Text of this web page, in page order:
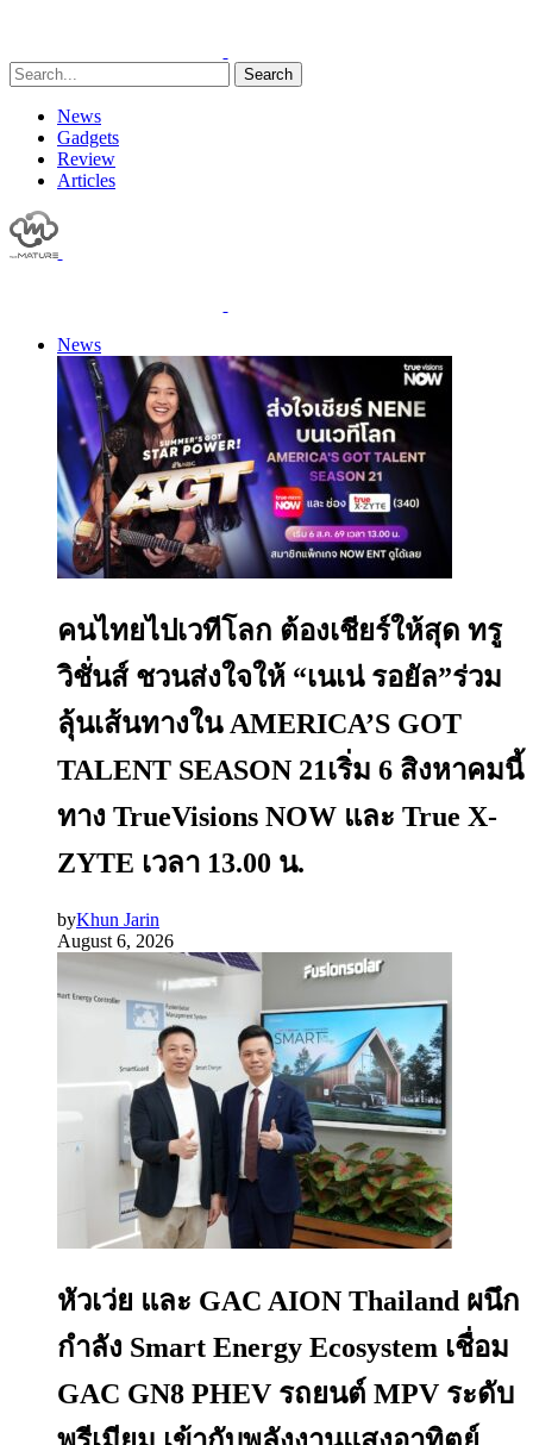
Search
News
Gadgets
Review
Articles
News
คนไทยไปเวทีโลก ต้องเชียร์ให้สุด ทรู
วิชั่นส์ ชวนส่งใจให้ “เนเน่ รอยัล”ร่วม
ลุ้นเส้นทางใน AMERICA’S GOT
TALENT SEASON 21เริ่ม 6 สิงหาคมนี้
ทาง TrueVisions NOW และ True X-
ZYTE เวลา 13.00 น.
byKhun Jarin
August 6, 2026
หัวเว่ย และ GAC AION Thailand ผนึก
กำลัง Smart Energy Ecosystem เชื่อม
GAC GN8 PHEV รถยนต์ MPV ระดับ